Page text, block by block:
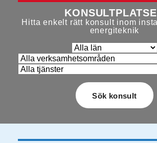
Hitta enkelt rätt konsult inom
energiteknik